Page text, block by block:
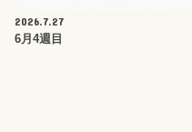
2026.7.27
6月4週目